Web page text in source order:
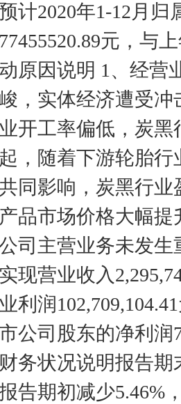
计2020年1-12月
77455520.89元，与
原因说明 1、经营
，实体经济遭受
业开工率偏低，炭
起，随着下游轮胎
同影响，炭黑行
产品市场价格大幅
司主营业务未发
实现营业收入
业利润
公司股东的净利润
财务状况说明报告期
告期初减少5.46%